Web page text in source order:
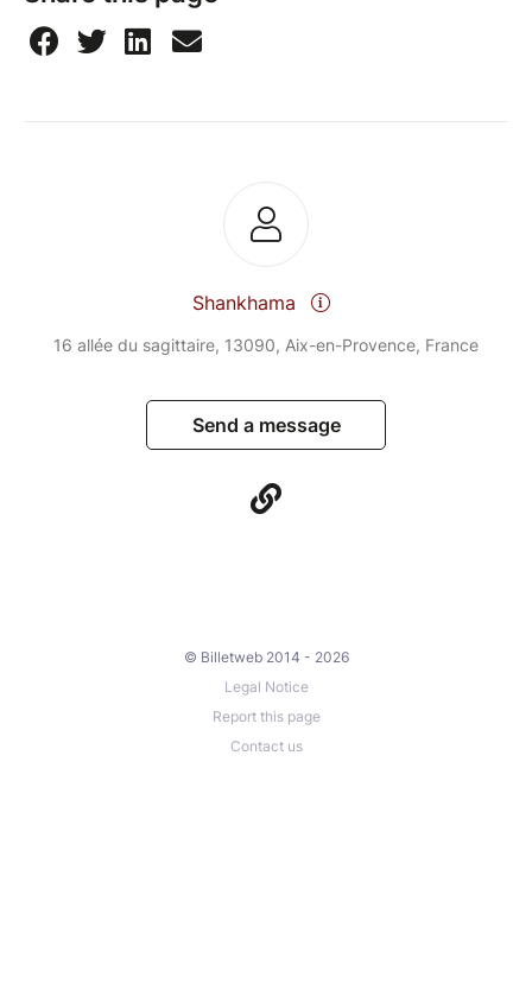
Shankhama
16 allée du sagittaire, 13090, Aix-en-Provence, France
Send a message
© Billetweb 2014 - 2026
Legal Notice
Report this page
Contact us